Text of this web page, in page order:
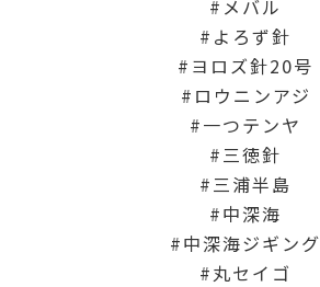
メバル
よろず針
ヨロズ針20号
ロウニンアジ
一つテンヤ
三徳針
三浦半島
中深海
中深海ジギング
丸セイゴ